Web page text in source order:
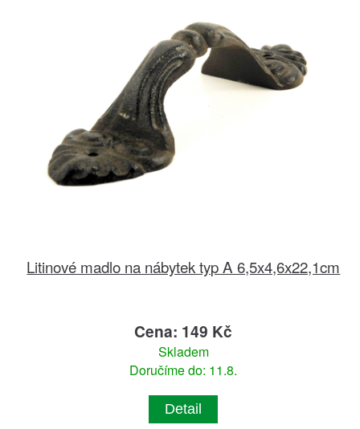
Litinové madlo na nábytek typ A 6,5x4,6x22,1cm
Cena: 149 Kč
Skladem
Doručíme do: 11.8.
Detail